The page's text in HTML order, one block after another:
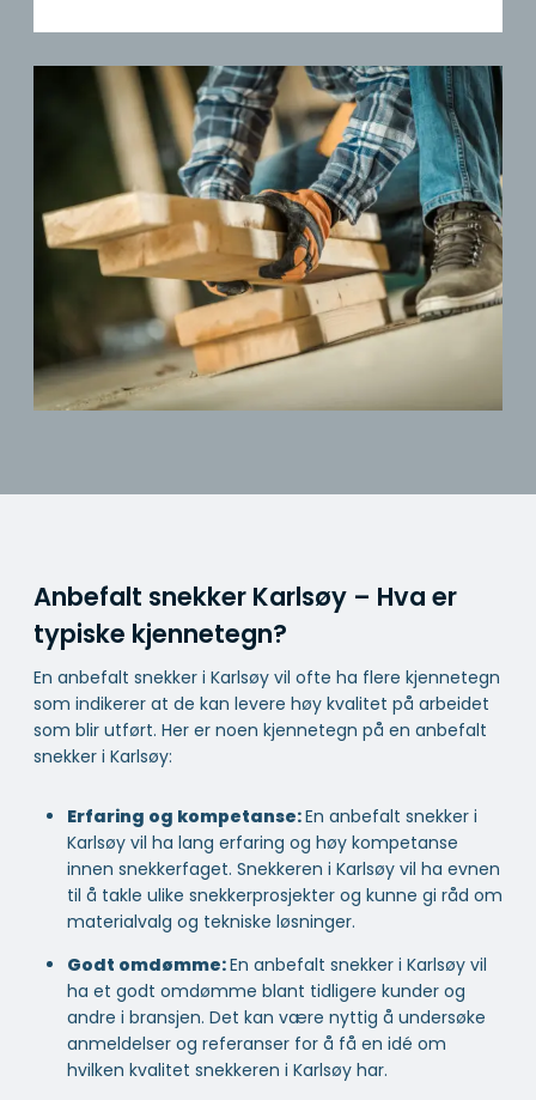
Anbefalt snekker Karlsøy – Hva er
typiske kjennetegn?
En anbefalt snekker i Karlsøy vil ofte ha flere kjennetegn
som indikerer at de kan levere høy kvalitet på arbeidet
som blir utført. Her er noen kjennetegn på en anbefalt
snekker i Karlsøy:
Erfaring og kompetanse:En anbefalt snekker i
Karlsøy vil ha lang erfaring og høy kompetanse
innen snekkerfaget. Snekkeren i Karlsøy vil ha evnen
til å takle ulike snekkerprosjekter og kunne gi råd om
materialvalg og tekniske løsninger.
Godt omdømme:En anbefalt snekker i Karlsøy vil
ha et godt omdømme blant tidligere kunder og
andre i bransjen. Det kan være nyttig å undersøke
anmeldelser og referanser for å få en idé om
hvilken kvalitet snekkeren i Karlsøy har.